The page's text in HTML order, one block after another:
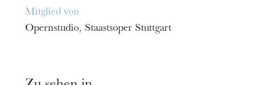
Mitglied von
Opernstudio, Staastsoper Stuttgart